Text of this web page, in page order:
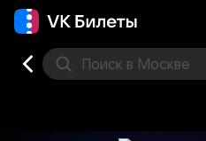
Поиск в Москве